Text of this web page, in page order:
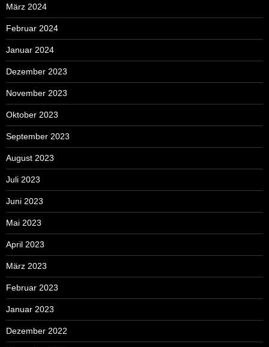
März 2024
Februar 2024
Januar 2024
Dezember 2023
November 2023
Oktober 2023
September 2023
August 2023
Juli 2023
Juni 2023
Mai 2023
April 2023
März 2023
Februar 2023
Januar 2023
Dezember 2022